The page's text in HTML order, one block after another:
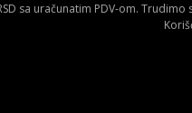
sa uračunatim PDV-om.